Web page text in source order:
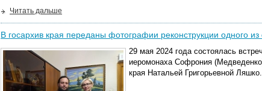
Читать дальше
В госархив края переданы фотографии реконструкции одного
29 мая 2024 года состоялась
иеромонаха Софрония
края Натальей Григорьевной Ляшко.